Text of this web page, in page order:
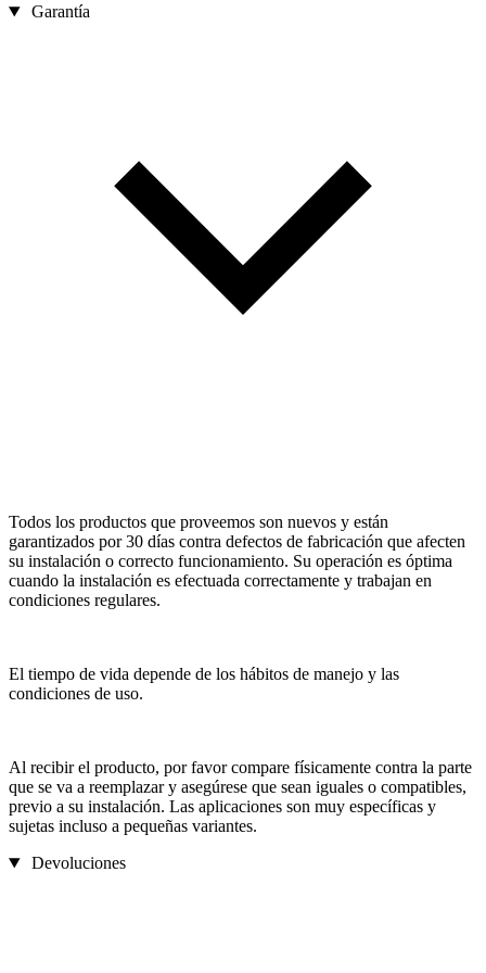
Garantía
Todos los productos que proveemos son nuevos y están
garantizados por 30 días contra defectos de fabricación que afecten
su instalación o correcto funcionamiento. Su operación es óptima
cuando la instalación es efectuada correctamente y trabajan en
condiciones regulares.
El tiempo de vida depende de los hábitos de manejo y las
condiciones de uso.
Al recibir el producto, por favor compare físicamente contra la parte
que se va a reemplazar y asegúrese que sean iguales o compatibles,
previo a su instalación. Las aplicaciones son muy específicas y
sujetas incluso a pequeñas variantes.
Devoluciones